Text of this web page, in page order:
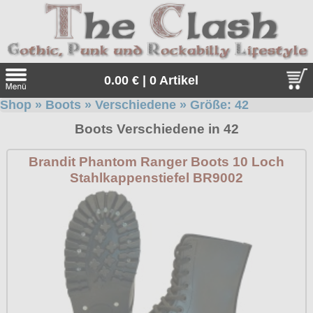
0.00 € | 0 Artikel
Angebote
Sonderangebote
Geschenketipps
Gratis
Kleidung/Gothic
alle Artikel
Girlblusen
Punkrock
Shop » Boots » Verschiedene » Größe: 42
Boots Verschiedene in 42
Brandit Phantom Ranger Boots 10 Loch
Stahlkappenstiefel BR9002